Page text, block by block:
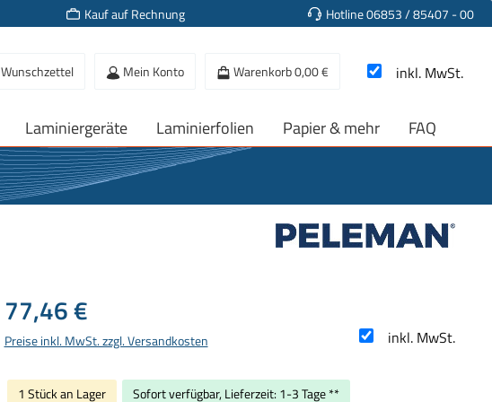
Kauf auf Rechnung Hotline 06853 / 85407 - 00
Wunschzettel Mein Konto Warenkorb0,00 € inkl. MwSt.
Laminiergeräte Laminierfolien Papier & mehr FAQ
Regulärer Preis:
77,46 €
inkl. MwSt.
Preise inkl. MwSt. zzgl. Versandkosten
1 Stück an Lager Sofort verfügbar, Lieferzeit: 1-3 Tage **